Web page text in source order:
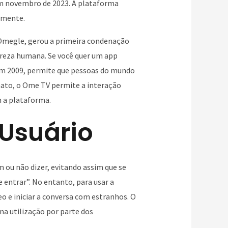
novembro de 2023. A plataforma
gerou a primeira condenação
humana. Se você quer um app
permite que pessoas do mundo
o Ome TV permite a interação
a plataforma.
não dizer, evitando assim que se
entrar”. No entanto, para usar a
e iniciar a conversa com estranhos. O
utilização por parte dos